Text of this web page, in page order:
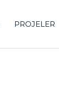
PROJELER